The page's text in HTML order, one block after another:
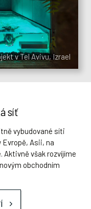
v Tel Avivu, Izrael
síť
vybudované síti
Asii, na
Aktivně však rozvíjíme
obchodním
Marek Fischer, MIM
manažer pro německy
mluvící trhy
E-mail:
fischer@imaginox.cz